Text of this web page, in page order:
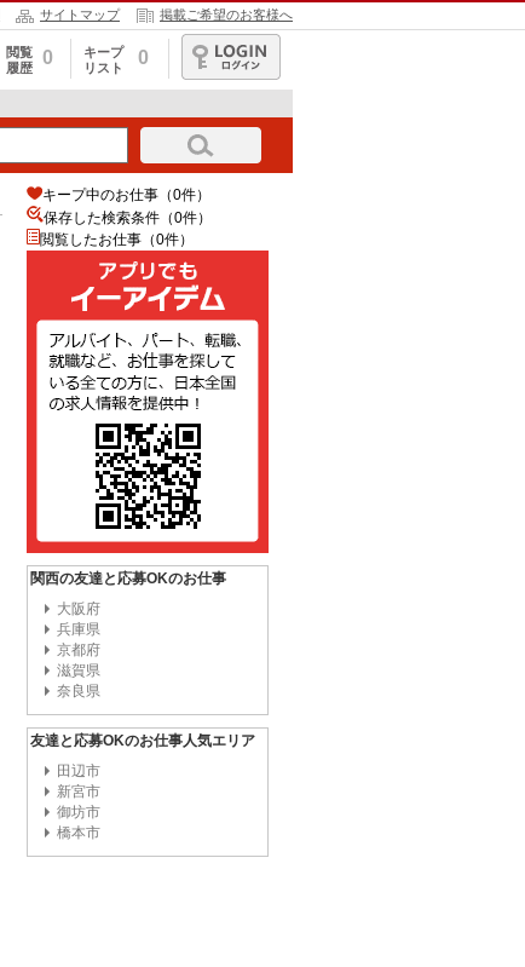
サイトマップ 掲載ご希望のお客様へ
閲覧
履歴
0
キープ
リスト
0
ログイン
キープ中のお仕事（0件）
保存した検索条件（0件）
閲覧したお仕事（0件）
関西の友達と応募OKのお仕事
大阪府
兵庫県
京都府
滋賀県
奈良県
友達と応募OKのお仕事人気エリア
田辺市
新宮市
御坊市
橋本市